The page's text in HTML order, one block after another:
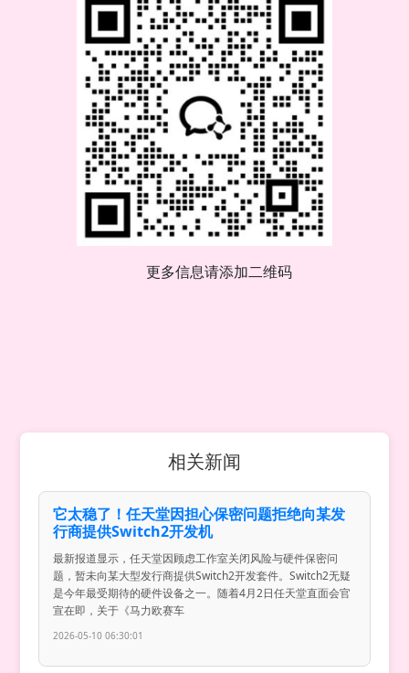
更多信息请添加二维码
相关新闻
它太稳了！任天堂因担心保密问题拒绝向某发
行商提供Switch2开发机
最新报道显示，任天堂因顾虑工作室关闭风险与硬件保密问
题，暂未向某大型发行商提供Switch2开发套件。Switch2无疑
是今年最受期待的硬件设备之一。随着4月2日任天堂直面会官
宣在即，关于《马力欧赛车
2026-05-10 06:30:01